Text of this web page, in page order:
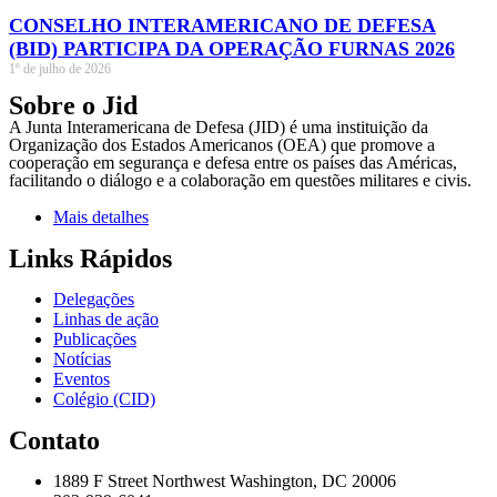
CONSELHO INTERAMERICANO DE DEFESA
(BID) PARTICIPA DA OPERAÇÃO FURNAS 2026
1º de julho de 2026
Sobre o Jid
A Junta Interamericana de Defesa (JID) é uma instituição da
Organização dos Estados Americanos (OEA) que promove a
cooperação em segurança e defesa entre os países das Américas,
facilitando o diálogo e a colaboração em questões militares e civis.
Mais detalhes
Links Rápidos
Delegações
Linhas de ação
Publicações
Notícias
Eventos
Colégio (CID)
Contato
1889 F Street Northwest Washington, DC 20006